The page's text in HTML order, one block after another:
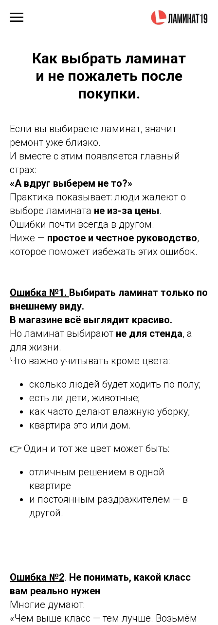
Как выбрать ламинат
и не пожалеть после
покупки.
Если вы выбираете ламинат, значит
ремонт уже близко.
И вместе с этим появляется главный
страх:
«А вдруг выберем не то?»
Практика показывает: люди жалеют о
выборе ламината не из-за цены.
Ошибки почти всегда в другом.
Ниже — простое и честное руководство,
которое поможет избежать этих ошибок.
Ошибка №1. Выбирать ламинат только по
внешнему виду.
В магазине всё выглядит красиво.
Но ламинат выбирают не для стенда, а
для жизни.
Что важно учитывать кроме цвета:
сколько людей будет ходить по полу;
есть ли дети, животные;
как часто делают влажную уборку;
квартира это или дом.
👉 Один и тот же цвет может быть:
отличным решением в одной
квартире
и постоянным раздражителем — в
другой.
Ошибка №2. Не понимать, какой класс
вам реально нужен
Многие думают:
«Чем выше класс — тем лучше. Возьмём